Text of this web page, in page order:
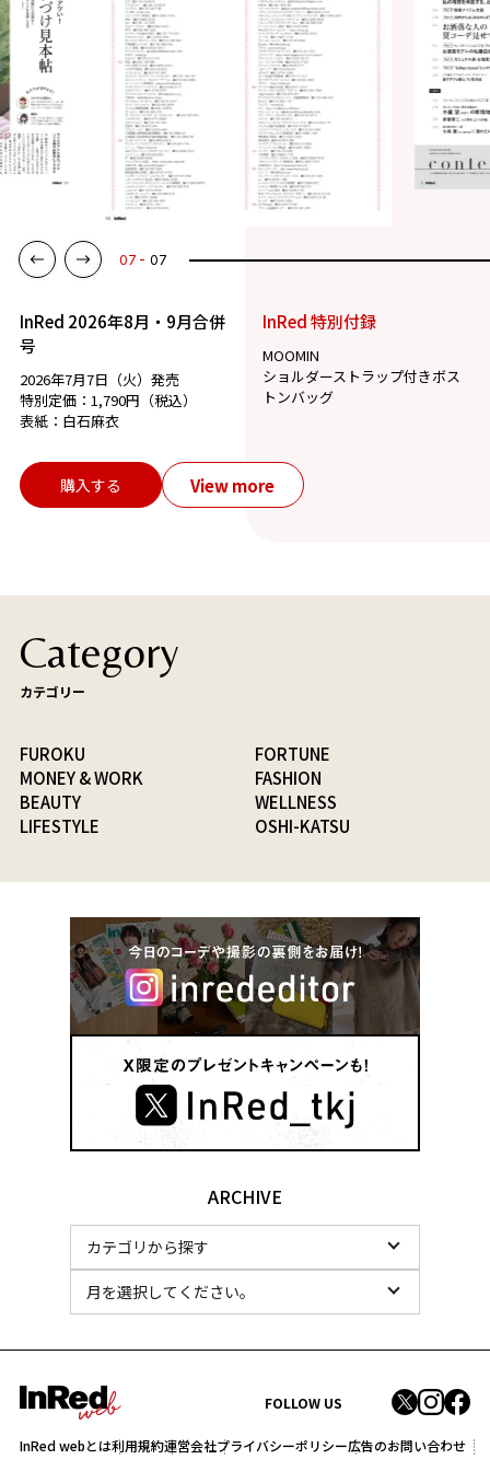
07 07
InRed 2026年8月・9月合併
号
2026年7月7日（火）発売
特別定価：1,790円（税込）
表紙：白石麻衣
InRed 特別付録
MOOMIN
ショルダーストラップ付きボス
トンバッグ
購入する View more
Category
カテゴリー
FUROKU
FORTUNE
MONEY & WORK
FASHION
BEAUTY
WELLNESS
LIFESTYLE
OSHI-KATSU
ARCHIVE
FOLLOW US
InRed webとは利用規約運営会社プライバシーポリシー広告のお問い合わせ